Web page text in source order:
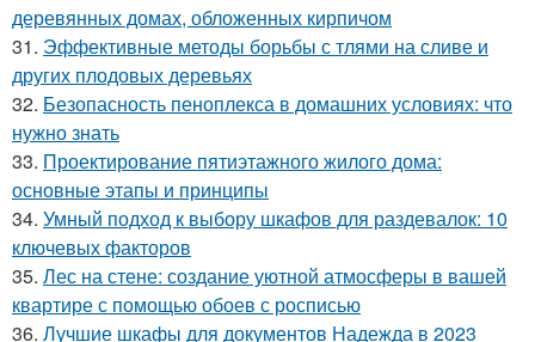
деревянных домах, обложенных кирпичом
31. Эффективные методы борьбы с тлями на сливе и
других плодовых деревьях
32. Безопасность пеноплекса в домашних условиях: что
нужно знать
33. Проектирование пятиэтажного жилого дома:
основные этапы и принципы
34. Умный подход к выбору шкафов для раздевалок: 10
ключевых факторов
35. Лес на стене: создание уютной атмосферы в вашей
квартире с помощью обоев с росписью
36. Лучшие шкафы для документов Надежда в 2023